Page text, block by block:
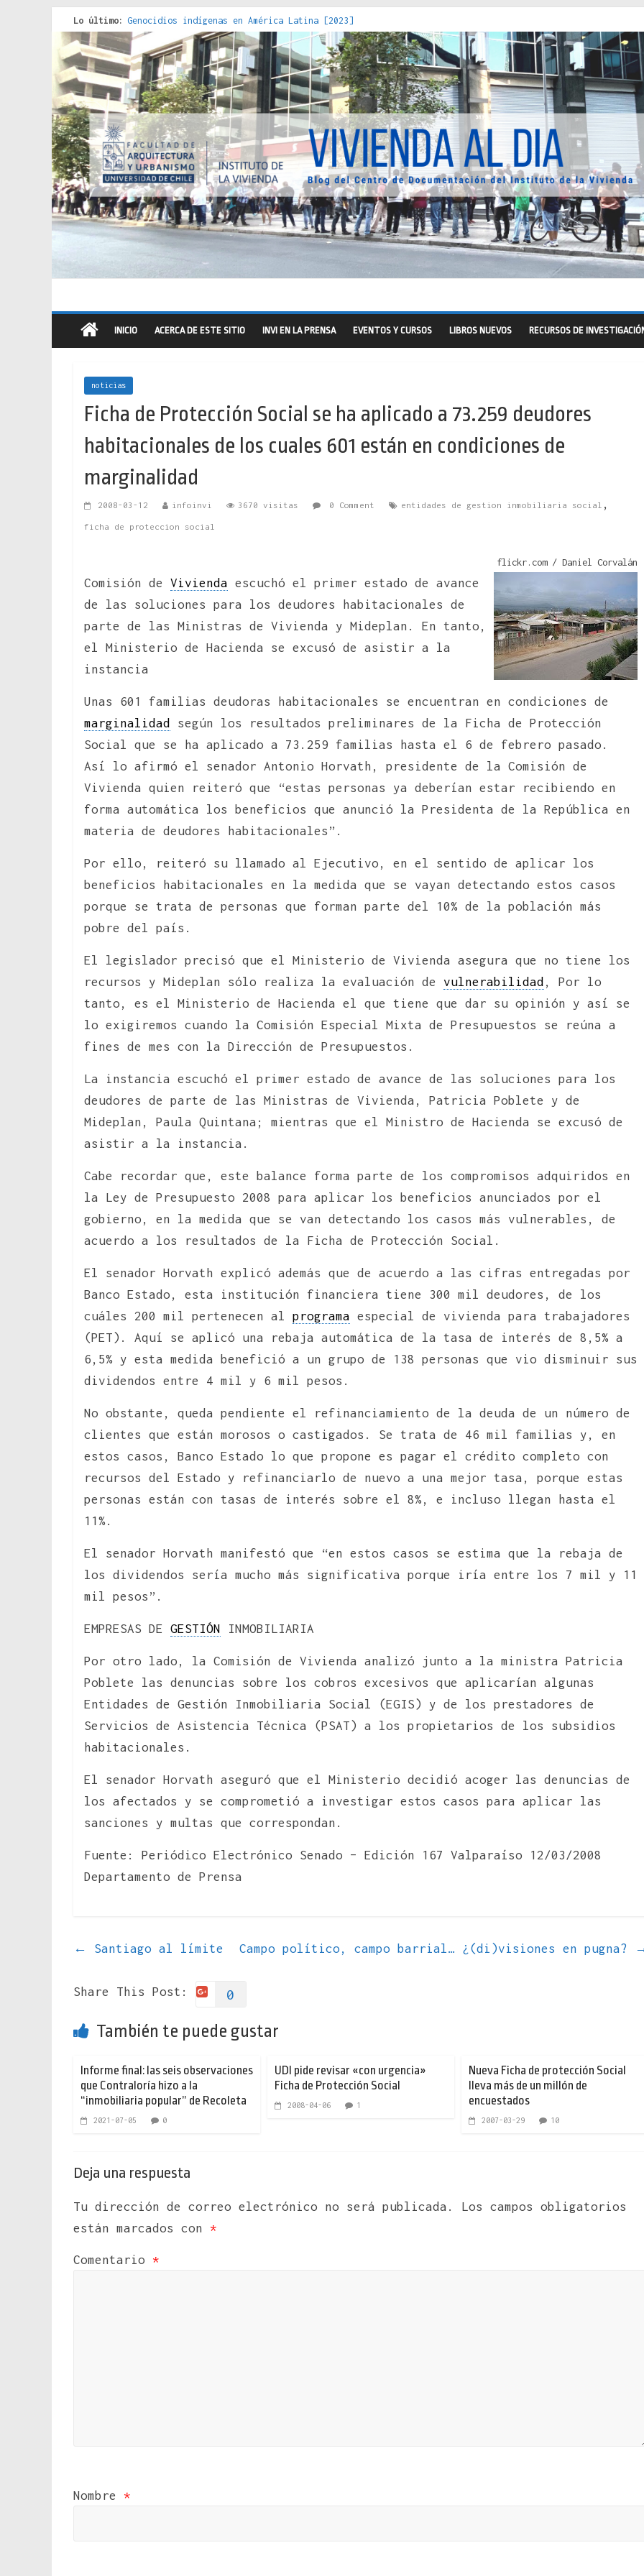
Lo último: Genocidios indígenas en América Latina [2023]
Estudios sobre la espacialización de los Estados : políticas, prácticas y representaciones [2022]
Donde el pedernal choca con el acero : hacia una teoría crítica de las fronteras latinoamericanas
Criterios técnicos para una vivienda adecuada [2019]
Red de consultorios de la Caja del Seguro Obrero en Santiago : un patrimonio emblemático [2014]
INICIO ACERCA DE ESTE SITIO INVI EN LA PRENSA EVENTOS Y CURSOS LIBROS NUEVOS RECURSOS DE
noticias
Ficha de Protección Social se ha aplicado a 73.259 deudores
habitacionales de los cuales 601 están en condiciones de
marginalidad
2008-03-12 infoinvi 3670 visitas 0 Comment entidades de gestion inmobiliaria social ,
ficha de proteccion social
flickr.com / Daniel Corvalán
Comisión de Vivienda escuchó el primer estado de avance
de las soluciones para los deudores habitacionales de
parte de las Ministras de Vivienda y Mideplan. En tanto,
el Ministerio de Hacienda se excusó de asistir a la
instancia
Unas 601 familias deudoras habitacionales se encuentran en condiciones de
marginalidad según los resultados preliminares de la Ficha de Protección
Social que se ha aplicado a 73.259 familias hasta el 6 de febrero pasado.
Así lo afirmó el senador Antonio Horvath, presidente de la Comisión de
Vivienda quien reiteró que “estas personas ya deberían estar recibiendo en
forma automática los beneficios que anunció la Presidenta de la República en
materia de deudores habitacionales”.
Por ello, reiteró su llamado al Ejecutivo, en el sentido de aplicar los
beneficios habitacionales en la medida que se vayan detectando estos casos
porque se trata de personas que forman parte del 10% de la población más
pobre del país.
El legislador precisó que el Ministerio de Vivienda asegura que no tiene los
recursos y Mideplan sólo realiza la evaluación de vulnerabilidad , Por lo
tanto, es el Ministerio de Hacienda el que tiene que dar su opinión y así se
lo exigiremos cuando la Comisión Especial Mixta de Presupuestos se reúna a
fines de mes con la Dirección de Presupuestos.
La instancia escuchó el primer estado de avance de las soluciones para los
deudores de parte de las Ministras de Vivienda, Patricia Poblete y de
Mideplan, Paula Quintana; mientras que el Ministro de Hacienda se excusó de
asistir a la instancia.
Cabe recordar que, este balance forma parte de los compromisos adquiridos en
la Ley de Presupuesto 2008 para aplicar los beneficios anunciados por el
gobierno, en la medida que se van detectando los casos más vulnerables, de
acuerdo a los resultados de la Ficha de Protección Social.
El senador Horvath explicó además que de acuerdo a las cifras entregadas por
Banco Estado, esta institución financiera tiene 300 mil deudores, de los
cuáles 200 mil pertenecen al programa especial de vivienda para trabajadores
(PET). Aquí se aplicó una rebaja automática de la tasa de interés de 8,5% a
6,5% y esta medida benefició a un grupo de 138 personas que vio disminuir sus
dividendos entre 4 mil y 6 mil pesos.
No obstante, queda pendiente el refinanciamiento de la deuda de un número de
clientes que están morosos o castigados. Se trata de 46 mil familias y, en
estos casos, Banco Estado lo que propone es pagar el crédito completo con
recursos del Estado y refinanciarlo de nuevo a una mejor tasa, porque estas
personas están con tasas de interés sobre el 8%, e incluso llegan hasta el
11%.
El senador Horvath manifestó que “en estos casos se estima que la rebaja de
los dividendos sería mucho más significativa porque iría entre los 7 mil y 11
mil pesos”.
EMPRESAS DE GESTIÓN INMOBILIARIA
Por otro lado, la Comisión de Vivienda analizó junto a la ministra Patricia
Poblete las denuncias sobre los cobros excesivos que aplicarían algunas
Entidades de Gestión Inmobiliaria Social (EGIS) y de los prestadores de
Servicios de Asistencia Técnica (PSAT) a los propietarios de los subsidios
habitacionales.
El senador Horvath aseguró que el Ministerio decidió acoger las denuncias de
los afectados y se comprometió a investigar estos casos para aplicar las
sanciones y multas que correspondan.
Fuente: Periódico Electrónico Senado – Edición 167 Valparaíso 12/03/2008
Departamento de Prensa
← Santiago al límite Campo político, campo barrial… ¿(di)visiones en pugna?
Share This Post: 0
También te puede gustar
Informe final: las seis observaciones
que Contraloría hizo a la
“inmobiliaria popular” de Recoleta
2021-07-05 0
UDI pide revisar «con urgencia»
Ficha de Protección Social
2008-04-06 1
Nueva Ficha de protección Social
lleva más de un millón de
encuestados
2007-03-29 10
Deja una respuesta
Tu dirección de correo electrónico no será publicada.
Los campos obligatorios
están marcados con *
Comentario *
Nombre *